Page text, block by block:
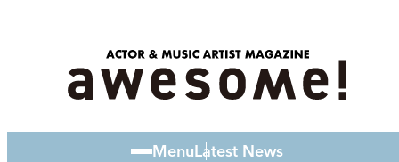
MenuLatest News